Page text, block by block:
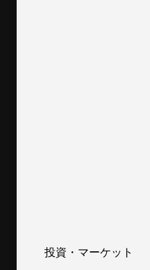
投資・マーケット